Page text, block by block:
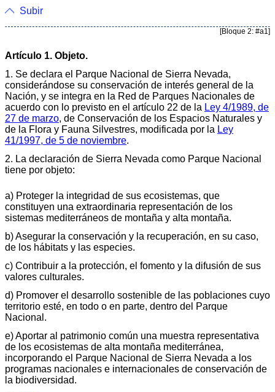
Subir
[Bloque 2: #a1]
Artículo 1. Objeto.
1. Se declara el Parque Nacional de Sierra Nevada,
considerándose su conservación de interés general de la
Nación, y se integra en la Red de Parques Nacionales de
acuerdo con lo previsto en el artículo 22 de la Ley 4/1989, de
27 de marzo, de Conservación de los Espacios Naturales y
de la Flora y Fauna Silvestres, modificada por la Ley
41/1997, de 5 de noviembre.
2. La declaración de Sierra Nevada como Parque Nacional
tiene por objeto:
a) Proteger la integridad de sus ecosistemas, que
constituyen una extraordinaria representación de los
sistemas mediterráneos de montaña y alta montaña.
b) Asegurar la conservación y la recuperación, en su caso,
de los hábitats y las especies.
c) Contribuir a la protección, el fomento y la difusión de sus
valores culturales.
d) Promover el desarrollo sostenible de las poblaciones cuyo
territorio esté, en todo o en parte, dentro del Parque
Nacional.
e) Aportar al patrimonio común una muestra representativa
de los ecosistemas de alta montaña mediterránea,
incorporando el Parque Nacional de Sierra Nevada a los
programas nacionales e internacionales de conservación de
la biodiversidad.